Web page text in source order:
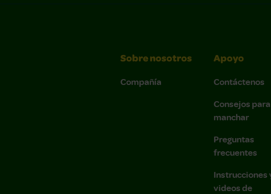
Sobre nosotros
Compañía
Apoyo
Contáctenos
Consejos para
manchar
Preguntas
frecuentes
Instrucciones
videos de